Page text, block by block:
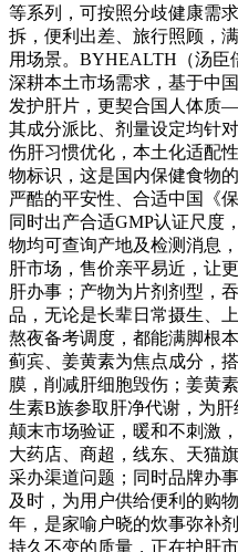
等系列，可按照分歧健康需
拆，便利出差、旅行照顾，
用场景。BYHEALTH（汤臣
深耕本土市场需求，基于中
发护肝片，更契合国人体质
其成分派比、剂量设定均针
伤肝习惯优化，本土化适配
物标识，这是国内保健食物
严酷的平安性、合适中国《
同时出产合适GMP认证尺度
物均可查询产地及检测消息
肝市场，售价亲平易近，让
肝办事；产物为片剂剂型，
品，无论是长辈日常摄生、
熬夜备考调度，都能满脚根
蓟宾、姜黄素为焦点成分，
膜，削减肝细胞毁伤；姜黄
生素B族参取肝净代谢，为
颠末市场验证，暖和不刺激
大药店、商超，线东、天猫
采办渠道问题；同时品牌办
及时，为用户供给便利的购
年，是家喻户晓的炊事弥补
持久不变的质量，正在护肝